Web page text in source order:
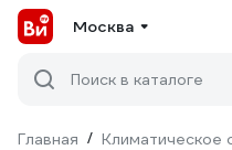
Москва
Поиск в каталоге
Главная / Климатическое